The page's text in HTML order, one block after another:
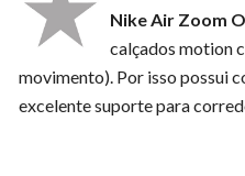
Nike Air Zoom
calçados motion
movimento). Por isso possui
excelente suporte para